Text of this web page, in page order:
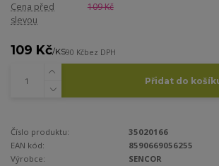
Cena před
slevou
109 Kč
109 Kč/KS90 Kčbez DPH
Přidat do
Číslo produktu:
35020166
EAN kód:
8590669056255
Výrobce:
SENCOR